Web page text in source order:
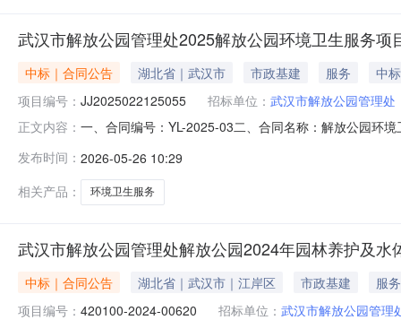
武汉市解放公园管理处2025解放公园环境卫生服务项
中标｜合同公告 湖北省｜武汉市 市政基建 服务
中
项目编号： JJ2025022125055 招标单位： 武汉市解放公园管理处
正文内容： 一、合同编号：YL-2025-03二、合同名称：解放公园环
区辛安渡办事处徐家台7号6、联系方式：18171438520
发布时间： 2026-05-26 10:29
相关产品：
环境卫生服务
武汉市解放公园管理处解放公园2024年园林养护及水
中标｜合同公告 湖北省｜武汉市｜江岸区 市政基建
服务
项目编号： 420100-2024-00620 招标单位： 武汉市解放公园管理